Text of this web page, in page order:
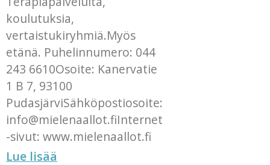
koulutuksia,
vertaistukiryhmiä.Myös
etänä. Puhelinnumero: 044
243 6610Osoite: Kanervatie
1 B 7, 93100
PudasjärviSähköpostiosoite:
info@mielenaallot.fiInternet
-sivut: www.mielenaallot.fi
Lue lisää